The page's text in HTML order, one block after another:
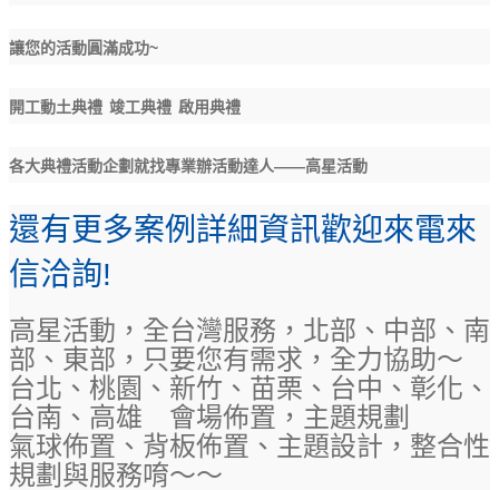
讓您的活動圓滿成功~
開工動土典禮 竣工典禮 啟用典禮
各大典禮活動企劃就找專業辦活動達人——高星活動
還有更多案例詳細資訊歡迎來電來
信洽詢!
高星活動，全台灣服務，北部、中部、南
部、東部，只要您有需求，全力協助～
台北、桃園、新竹、苗栗、台中、彰化、
台南、高雄 會場佈置，主題規劃
氣球佈置、背板佈置、主題設計，整合性
規劃與服務唷～～